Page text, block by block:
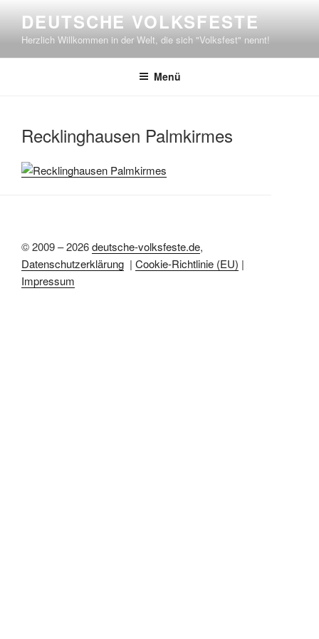
springen
DEUTSCHE VOLKSFESTE
Herzlich Willkommen in der Welt, die sich "Volksfest" nennt!
Menü
Recklinghausen Palmkirmes
© 2009 – 2026deutsche-volksfeste.de,
Datenschutzerklärung | Cookie-Richtlinie (EU) |
Impressum